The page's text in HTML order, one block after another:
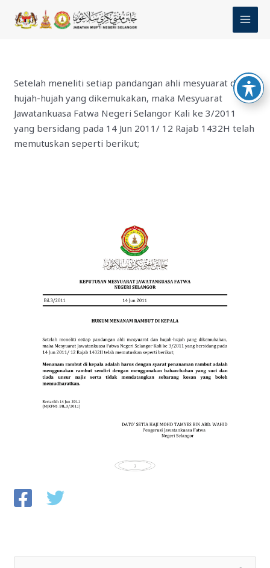
Setelah meneliti setiap pandangan ahli mesyuarat dan
hujah-hujah yang dikemukakan, maka Mesyuarat
Jawatankuasa Fatwa Negeri Selangor Kali ke 3/2011
yang bersidang pada 14 Jun 2011/ 12 Rajab 1432H telah
memutuskan seperti berikut;